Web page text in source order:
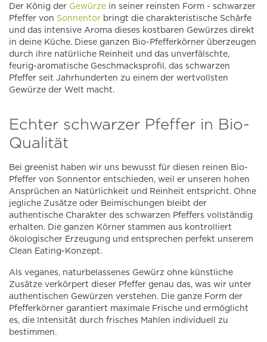
Der König der Gewürze in seiner reinsten Form - schwarzer
Pfeffer von Sonnentor bringt die charakteristische Schärfe
und das intensive Aroma dieses kostbaren Gewürzes direkt
in deine Küche. Diese ganzen Bio-Pfefferkörner überzeugen
durch ihre natürliche Reinheit und das unverfälschte,
feurig-aromatische Geschmacksprofil, das schwarzen
Pfeffer seit Jahrhunderten zu einem der wertvollsten
Gewürze der Welt macht.
Echter schwarzer Pfeffer in Bio-
Qualität
Bei greenist haben wir uns bewusst für diesen reinen Bio-
Pfeffer von Sonnentor entschieden, weil er unseren hohen
Ansprüchen an Natürlichkeit und Reinheit entspricht. Ohne
jegliche Zusätze oder Beimischungen bleibt der
authentische Charakter des schwarzen Pfeffers vollständig
erhalten. Die ganzen Körner stammen aus kontrolliert
ökologischer Erzeugung und entsprechen perfekt unserem
Clean Eating-Konzept.
Als veganes, naturbelassenes Gewürz ohne künstliche
Zusätze verkörpert dieser Pfeffer genau das, was wir unter
authentischen Gewürzen verstehen. Die ganze Form der
Pfefferkörner garantiert maximale Frische und ermöglicht
es, die Intensität durch frisches Mahlen individuell zu
bestimmen.